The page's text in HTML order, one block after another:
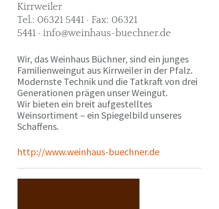
Kirrweiler
Tel.: 06321 5441 · Fax: 06321
5441 · info@weinhaus-buechner.de
Wir, das Weinhaus Büchner, sind ein junges
Familienweingut aus Kirrweiler in der Pfalz.
Modernste Technik und die Tatkraft von drei
Generationen prägen unser Weingut.
Wir bieten ein breit aufgestelltes
Weinsortiment – ein Spiegelbild unseres
Schaffens.
http://www.weinhaus-buechner.de